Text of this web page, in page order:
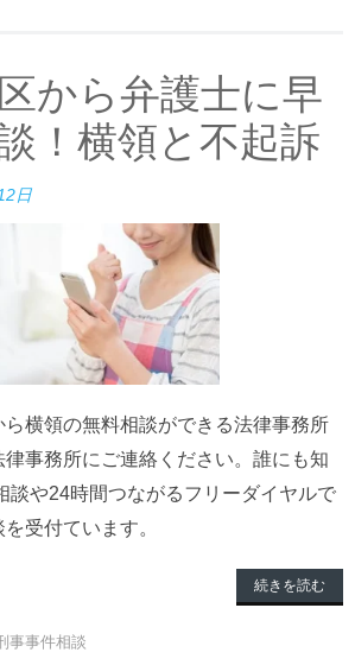
から弁護士に早
！横領と不起訴
日
横領の無料相談ができる法律事務所
事務所にご連絡ください。誰にも知
談や24時間つながるフリーダイヤルで
受付ています。
続きを読む
事事件相談